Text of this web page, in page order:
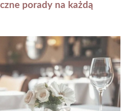
porady na każdą